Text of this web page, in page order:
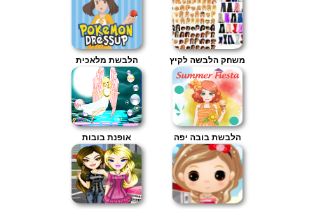
משחק הלבשה לקיץ הלבשת מלאכית
הלבשת בובה יפה אופנת בובות